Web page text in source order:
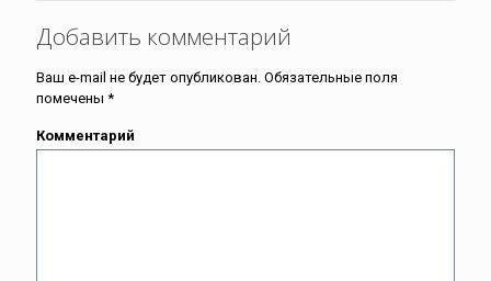
Добавить комментарий
Ваш e-mail не будет опубликован. Обязательные поля
помечены *
Комментарий